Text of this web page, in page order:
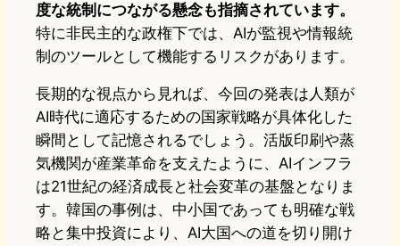
度な統制につながる懸念も指摘されています。
特に非民主的な政権下では、AIが監視や情報統
制のツールとして機能するリスクがあります。
長期的な視点から見れば、今回の発表は人類が
AI時代に適応するための国家戦略が具体化した
瞬間として記憶されるでしょう。活版印刷や蒸
気機関が産業革命を支えたように、AIインフラ
は21世紀の経済成長と社会変革の基盤となりま
す。韓国の事例は、中小国であっても明確な戦
略と集中投資により、AI大国への道を切り開け